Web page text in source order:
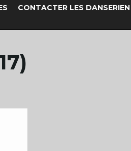
CONTACTER LES DANSERIEN